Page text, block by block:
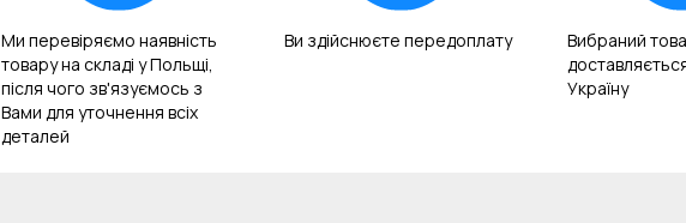
Ми перевіряємо наявність
товару на складі у Польщі,
після чого зв'язуємось з
Вами для уточнення всіх
деталей
Ви здійснюєте передоплату
Вибраний
Україну